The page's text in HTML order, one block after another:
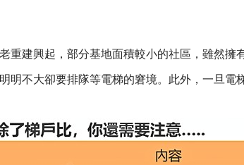
重建興起，部分基地面積較小的社區，雖然擁
明不大卻要排隊等電梯的窘境。此外，一旦電